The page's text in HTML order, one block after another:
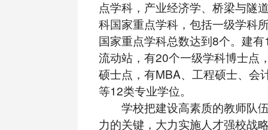
点学科，产业经济学、桥梁与隧
科国家重点学科，包括一级学科
国家重点学科总数达到8个。建
流动站，有20个一级学科博士点
硕士点，有MBA、工程硕士、会
等12类专业学位。
学校把建设高素质的教师队
力的关键，大力实施人才强校战